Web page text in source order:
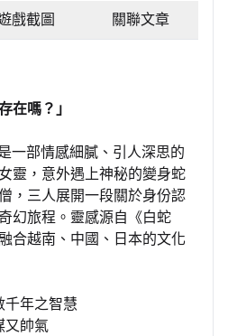
戲截圖 關聯文章
在嗎？」
一部情感細膩、引人深思的
靈，意外遇上神秘的變身蛇
，三人展開一段關於身份認
幻旅程。靈感源自《白蛇
合越南、中國、日本的文化
年之智慧
又帥氣